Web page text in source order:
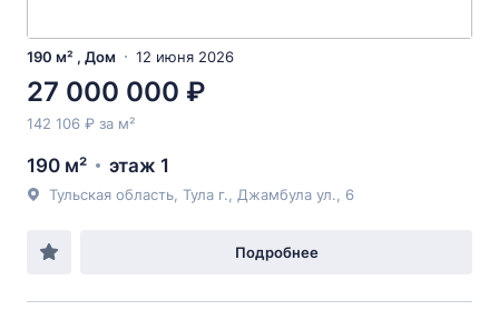
190 м² , Дом 12 июня 2026
27 000 000 ₽
142 106 ₽ за м²
190 м² этаж 1
Тульская область, Тула г., Джамбула ул., 6
Подробнее